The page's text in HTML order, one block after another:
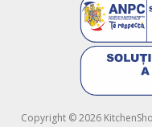
Copyright © 2026